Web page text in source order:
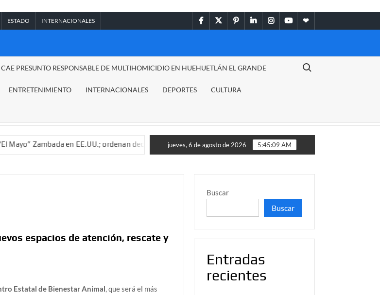
ESTADO INTERNACIONALES facebooktwitterpinterestlinkedininstagram
youtubethemespiral
PRESUNTO RESPONSABLE DE MULTIHOMICIDIO EN HUEHUETLÁN EL GRANDE
ENTRETENIMIENTO INTERNACIONALES DEPORTES CULTURA
Buscar:
en EE.UU.; ordenan decomiso de 15 mil millones de dólares Terremoto en Venezuela sorprende al
jueves, 6 de agosto de 2026 5:45:09 AM
espacios de atención, rescate y
Estatal de Bienestar Animal, que será el más
Buscar
Buscar
Entradas
recientes